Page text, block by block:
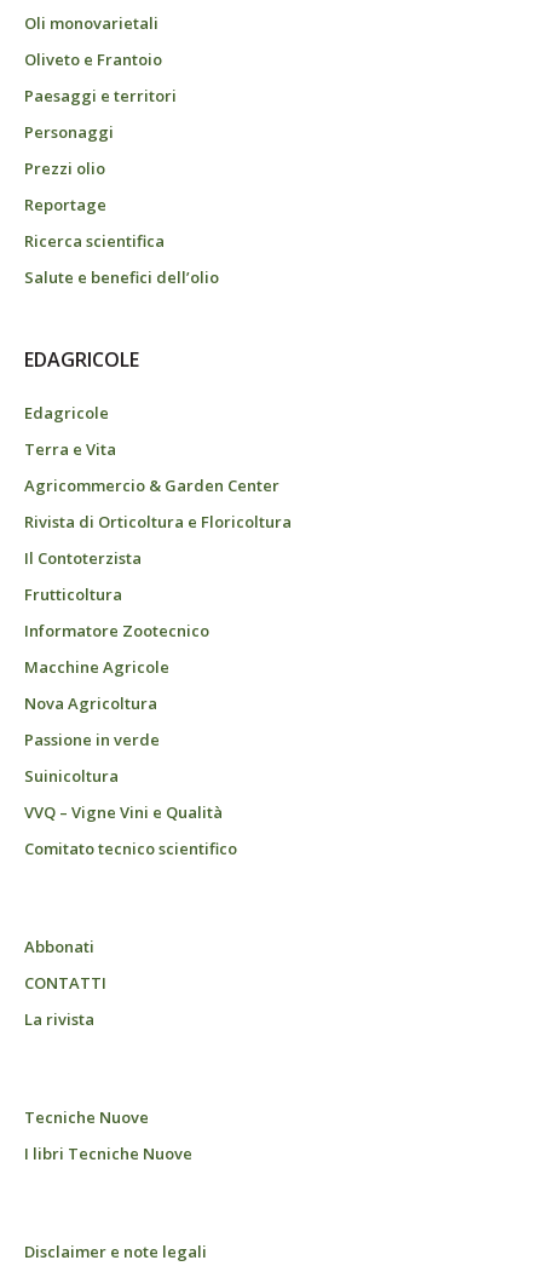
Oli monovarietali
Oliveto e Frantoio
Paesaggi e territori
Personaggi
Prezzi olio
Reportage
Ricerca scientifica
Salute e benefici dell’olio
EDAGRICOLE
Edagricole
Terra e Vita
Agricommercio & Garden Center
Rivista di Orticoltura e Floricoltura
Il Contoterzista
Frutticoltura
Informatore Zootecnico
Macchine Agricole
Nova Agricoltura
Passione in verde
Suinicoltura
VVQ – Vigne Vini e Qualità
Comitato tecnico scientifico
Abbonati
CONTATTI
La rivista
Tecniche Nuove
I libri Tecniche Nuove
Disclaimer e note legali